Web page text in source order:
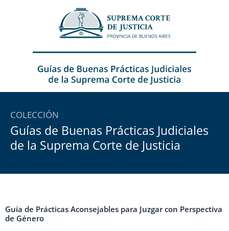
COLECCIÓN
Guías de Buenas Prácticas Judiciales
de la Suprema Corte de Justicia
Guía de Prácticas Aconsejables para Juzgar con Perspectiva
de Género